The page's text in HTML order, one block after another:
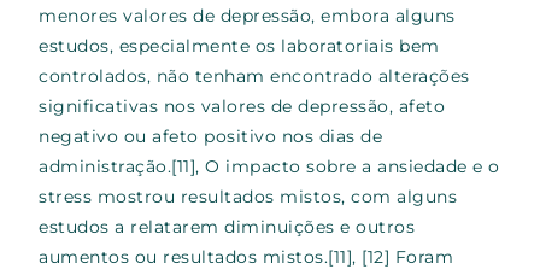
menores valores de depressão, embora alguns
estudos, especialmente os laboratoriais bem
controlados, não tenham encontrado alterações
significativas nos valores de depressão, afeto
negativo ou afeto positivo nos dias de
administração.[11], O impacto sobre a ansiedade e o
stress mostrou resultados mistos, com alguns
estudos a relatarem diminuições e outros
aumentos ou resultados mistos.[11], [12] Foram